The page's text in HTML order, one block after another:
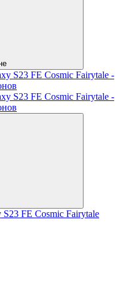
S23 FE Cosmic Fairytale